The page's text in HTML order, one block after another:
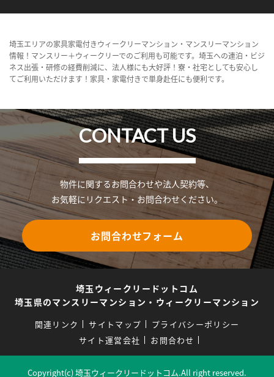
埼玉エリアの家具家電付きウィークリーマンション・マンスリーマンション
情報！マンスリー＋ウィークリーでのご利用も可能です。埼玉への連泊・ビジ
ネス出張・研修の経費削減に、法人様にも大好評！寮・社宅としても安心し
てご利用いただけます！家具・家電付きで単身赴任にも便利です。
CONTACT US
物件に関するお問合わせや法人契約等、
お気軽にリクエスト・お問合わせください。
お問合わせフォーム
埼玉ウィークリードットコム
埼玉県のマンスリーマンション・ウィークリーマンション
関連リンク サイトマップ
プライバシーポリシー
サイト運営会社
お問合わせ
Copyright(c) 埼玉ウィークリードットコム.All right reserved.